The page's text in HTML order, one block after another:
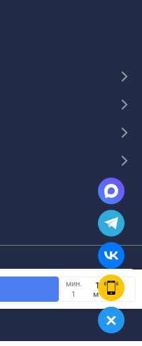
мин.
1
м²
был лучше для
OK